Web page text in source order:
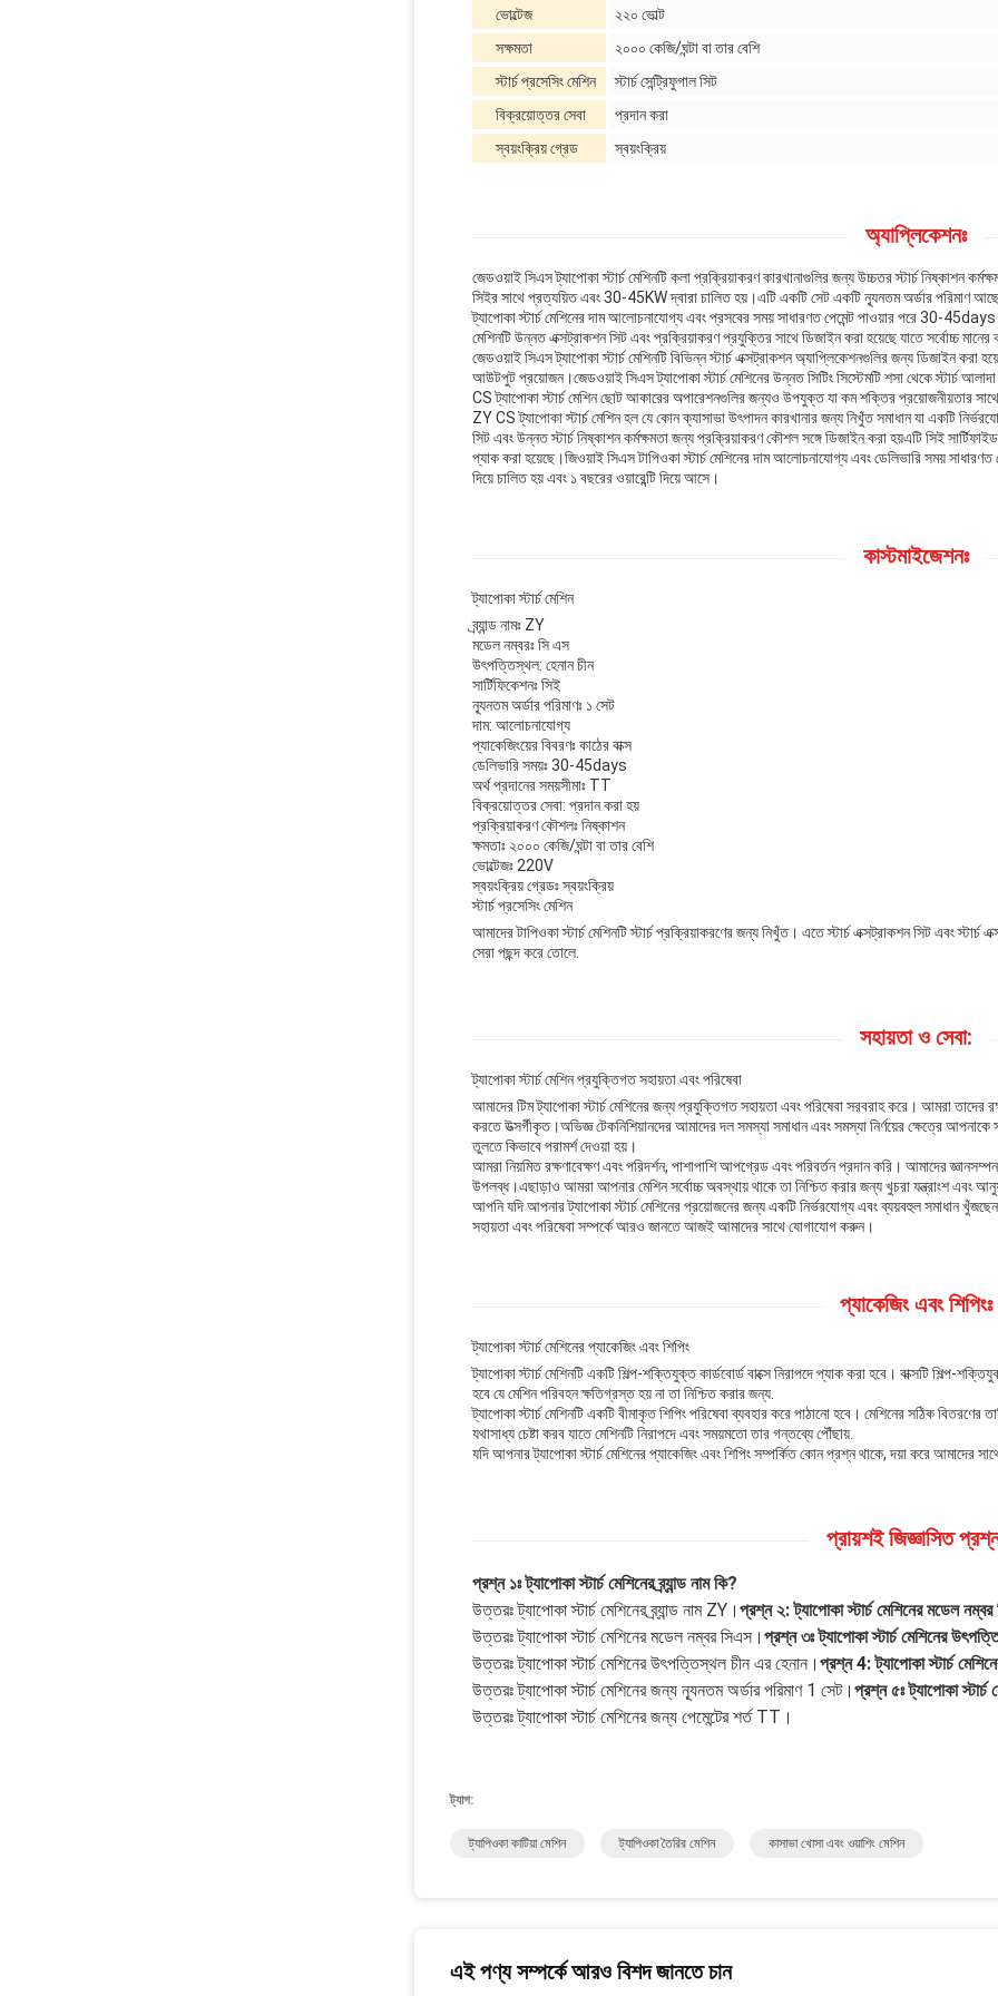
ভোল্টেজ
২২০ ভোল্ট
সক্ষমতা
২০০০ কেজি/ঘন্টা বা তার বেশি
স্টার্চ প্রসেসিং মেশিন
স্টার্চ সেন্ট্রিফুগাল সিট
বিক্রয়োত্তর সেবা
প্রদান করা
স্বয়ংক্রিয় গ্রেড
স্বয়ংক্রিয়
অ্যাপ্লিকেশনঃ
জেডওয়াই সিএস ট্যাপোকা স্টার্চ মেশিনটি কলা প্রক্রিয়াকরণ কারখানাগুলির জন্য উচ্চতর স্টার্চ নিষ্কাশন
সিইর সাথে প্রত্যয়িত এবং 30-45KW দ্বারা চালিত হয়।এটি একটি সেট একটি ন্যূনতম অর্ডার পরিমাণ
ট্যাপোকা স্টার্চ মেশিনের দাম আলোচনাযোগ্য এবং প্রসবের সময় সাধারণত পেমেন্ট পাওয়ার পরে 30-
মেশিনটি উন্নত এক্সট্রাকশন সিট এবং প্রক্রিয়াকরণ প্রযুক্তির সাথে ডিজাইন করা হয়েছে যাতে সর্বোচ্চ মানের
জেডওয়াই সিএস ট্যাপোকা স্টার্চ মেশিনটি বিভিন্ন স্টার্চ এক্সট্রাকশন অ্যাপ্লিকেশনগুলির জন্য ডিজাইন
আউটপুট প্রয়োজন।জেডওয়াই সিএস ট্যাপোকা স্টার্চ মেশিনের উন্নত সিটিং সিস্টেমটি শসা থেকে স্টার্চ
CS ট্যাপোকা স্টার্চ মেশিন ছোট আকারের অপারেশনগুলির জন্যও উপযুক্ত যা কম শক্তির প্রয়োজনীয়তার সাথে
ZY CS ট্যাপোকা স্টার্চ মেশিন হল যে কোন ক্যাসাভা উৎপাদন কারখানার জন্য নিখুঁত সমাধান যা একটি
সিট এবং উন্নত স্টার্চ নিষ্কাশন কর্মক্ষমতা জন্য প্রক্রিয়াকরণ কৌশল সঙ্গে ডিজাইন করা হয়এটি সিই
প্যাক করা হয়েছে।জিওয়াই সিএস টাপিওকা স্টার্চ মেশিনের দাম আলোচনাযোগ্য এবং ডেলিভারি সময়
দিয়ে চালিত হয় এবং ১ বছরের ওয়ারেন্টি দিয়ে আসে।
কাস্টমাইজেশনঃ
ট্যাপোকা স্টার্চ মেশিন
ব্র্যান্ড নামঃ ZY
মডেল নম্বরঃ সি এস
উৎপত্তিস্থল: হেনান চীন
সার্টিফিকেশনঃ সিই
ন্যূনতম অর্ডার পরিমাণঃ ১ সেট
দাম: আলোচনাযোগ্য
প্যাকেজিংয়ের বিবরণঃ কাঠের বাক্স
ডেলিভারি সময়ঃ 30-45days
অর্থ প্রদানের সময়সীমাঃ TT
বিক্রয়োত্তর সেবা: প্রদান করা হয়
প্রক্রিয়াকরণ কৌশলঃ নিষ্কাশন
ক্ষমতাঃ ২০০০ কেজি/ঘন্টা বা তার বেশি
ভোল্টেজঃ 220V
স্বয়ংক্রিয় গ্রেডঃ স্বয়ংক্রিয়
স্টার্চ প্রসেসিং মেশিন
আমাদের টাপিওকা স্টার্চ মেশিনটি স্টার্চ প্রক্রিয়াকরণের জন্য নিখুঁত। এতে স্টার্চ এক্সট্রাকশন সিট এবং
সেরা পছন্দ করে তোলে.
সহায়তা ও সেবা:
ট্যাপোকা স্টার্চ মেশিন প্রযুক্তিগত সহায়তা এবং পরিষেবা
আমাদের টিম ট্যাপোকা স্টার্চ মেশিনের জন্য প্রযুক্তিগত সহায়তা এবং পরিষেবা সরবরাহ করে। আমরা
করতে উত্সর্গীকৃত।অভিজ্ঞ টেকনিশিয়ানদের আমাদের দল সমস্যা সমাধান এবং সমস্যা নির্ণয়ের ক্ষেত্রে আপনাকে
তুলতে কিভাবে পরামর্শ দেওয়া হয়।
আমরা নিয়মিত রক্ষণাবেক্ষণ এবং পরিদর্শন, পাশাপাশি আপগ্রেড এবং পরিবর্তন প্রদান করি। আমাদের
উপলব্ধ।এছাড়াও আমরা আপনার মেশিন সর্বোচ্চ অবস্থায় থাকে তা নিশ্চিত করার জন্য খুচরা যন্ত্রাংশ এবং
আপনি যদি আপনার ট্যাপোকা স্টার্চ মেশিনের প্রয়োজনের জন্য একটি নির্ভরযোগ্য এবং ব্যয়বহুল সমাধান
সহায়তা এবং পরিষেবা সম্পর্কে আরও জানতে আজই আমাদের সাথে যোগাযোগ করুন।
প্যাকেজিং এবং শিপিংঃ
ট্যাপোকা স্টার্চ মেশিনের প্যাকেজিং এবং শিপিং
ট্যাপোকা স্টার্চ মেশিনটি একটি শিল্প-শক্তিযুক্ত কার্ডবোর্ড বাক্সে নিরাপদে প্যাক করা হবে। বাক্সটি শিল্প-
হবে যে মেশিন পরিবহন ক্ষতিগ্রস্ত হয় না তা নিশ্চিত করার জন্য.
ট্যাপোকা স্টার্চ মেশিনটি একটি বীমাকৃত শিপিং পরিষেবা ব্যবহার করে পাঠানো হবে। মেশিনের সঠিক
যথাসাধ্য চেষ্টা করব যাতে মেশিনটি নিরাপদে এবং সময়মতো তার গন্তব্যে পৌঁছায়.
যদি আপনার ট্যাপোকা স্টার্চ মেশিনের প্যাকেজিং এবং শিপিং সম্পর্কিত কোন প্রশ্ন থাকে, দয়া করে আমাদের
প্রায়শই জিজ্ঞাসিত
প্রশ্ন ১ঃ ট্যাপোকা স্টার্চ মেশিনের ব্র্যান্ড নাম কি?
উত্তরঃ ট্যাপোকা স্টার্চ মেশিনের ব্র্যান্ড নাম ZY। প্রশ্ন ২: ট্যাপোকা স্টার্চ মেশিনের মডেল
উত্তরঃ ট্যাপোকা স্টার্চ মেশিনের মডেল নম্বর সিএস। প্রশ্ন ৩ঃ ট্যাপোকা স্টার্চ মেশিনের
উত্তরঃ ট্যাপোকা স্টার্চ মেশিনের উৎপত্তিস্থল চীন এর হেনান। প্রশ্ন 4: ট্যাপোকা স্টার্চ
উত্তরঃ ট্যাপোকা স্টার্চ মেশিনের জন্য ন্যূনতম অর্ডার পরিমাণ 1 সেট। প্রশ্ন ৫ঃ ট্যাপোকা স্টার্চ
উত্তরঃ ট্যাপোকা স্টার্চ মেশিনের জন্য পেমেন্টের শর্ত TT।
ট্যাগ:
ট্যাপিওকা কাটিয়া মেশিন ট্যাপিওকা তৈরির মেশিন কাসাভা খোসা এবং ওয়াশিং মেশিন
এই পণ্য সম্পর্কে আরও বিশদ জানতে চান